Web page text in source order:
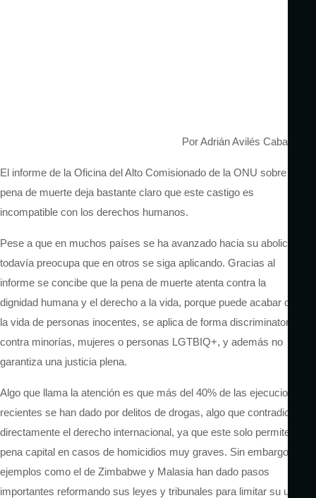
Por Adrián Avilés Cabanilla
El informe de la Oficina del Alto Comisionado de la ONU sobre la
pena de muerte deja bastante claro que este castigo es
incompatible con los derechos humanos.
Pese a que en muchos países se ha avanzado hacia su abolición,
todavía preocupa que en otros se siga aplicando. Gracias al
informe se concibe que la pena de muerte atenta contra la
dignidad humana y el derecho a la vida, porque puede acabar con
la vida de personas inocentes, se aplica de forma discriminatoria
contra minorías, mujeres o personas LGTBIQ+, y además no
garantiza una justicia plena.
Algo que llama la atención es que más del 40% de las ejecuciones
recientes se han dado por delitos de drogas, algo que contradice
directamente el derecho internacional, ya que este solo permite la
pena capital en casos de homicidios muy graves. Sin embargo,
ejemplos como el de Zimbabwe y Malasia han dado pasos
importantes reformando sus leyes y tribunales para limitar su uso,